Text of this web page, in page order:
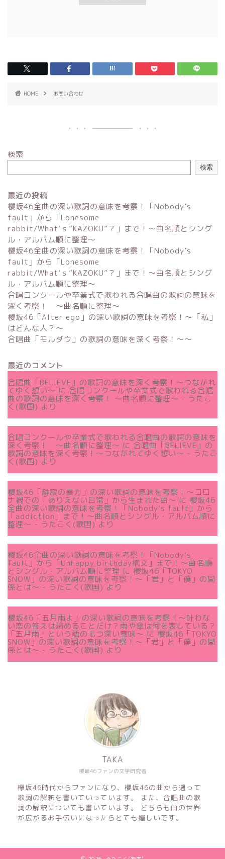
HOME お問い合わせ
検索
検索
最近の投稿
櫻坂46全曲の深い歌詞の意味を考察！「Nobody’s
fault」から「Lonesome
rabbit/What’ｓ”KAZOKU”？」まで！〜曲名順とシング
ル・アルバム順に整理～
櫻坂46全曲の深い歌詞の意味を考察！「Nobody’s
fault」から「Lonesome
rabbit/What’ｓ”KAZOKU”？」まで！〜曲名順とシング
ル・アルバム順に整理～
合唱コンクールや卒業式で歌われる合唱曲の歌詞の意味を
深く考察！ 〜曲名順に整理〜
櫻坂46「Alter ego」の深い歌詞の意味を考察！〜「私」
はどんな人？～
合唱曲「モルダウ」の歌詞の意味を深く考察！〜〜
最近のコメント
合唱曲「BELIEVE」の歌詞の意味を深く考察！〜つながれ
てゆく想い〜 に 合唱コンクールや卒業式で歌われる合唱
曲の歌詞の意味を深く考察！ 〜曲名順に整理〜 - うたこ
く(歌国) より
合唱コンクールや卒業式で歌われる合唱曲の歌詞の意味を
深く考察！ 〜曲名順に整理〜 に 合唱曲「BELIEVE」の
歌詞の意味を深く考察！〜つながれてゆく想い〜 - うたこ
く(歌国) より
櫻坂46「静寂の暴力」の深い歌詞の意味を考察！〜コロ
ナ禍での「ありえない日常」から生まれた曲～ に 櫻坂46
全曲の深い歌詞の意味を考察！「Nobody’s fault」から
「addiction」まで！〜曲名順とシングル・アルバム順に
整理～ - うたこく(歌国) より
櫻坂46全曲の深い歌詞の意味を考察！「Nobody’s
fault」から「Unhappy birthday構文」まで！〜曲名順
とシングル・アルバム順に整理 に 櫻坂46「TOKYO
SNOW」の深い歌詞の意味を考察！〜「君」と「僕」の関
係とは～ - うたこく(歌国) より
櫻坂46「五月雨よ」の深い歌詞の意味を考察！〜叶わな
い恋の答えは諦めることだけ？雨や傘は何を表している？
「五月雨」という語のもつ深い意味～ に 櫻坂46「TOKYO
SNOW」の深い歌詞の意味を考察！〜「君」と「僕」の関
係とは～ - うたこく(歌国) より
櫻坂46ファンの文学研究者
TAKA
欅坂46時代からファンになり、櫻坂46の曲から遡って
歌詞の解釈を書いていっています。 また、合唱曲の歌
詞の解釈についても書いています。 どちらも曲の世界
が広がるお手伝いになったらとても嬉しいです。